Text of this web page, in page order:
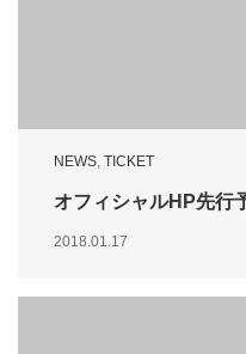
NEWS TICKET
オフィシャルHP先行
2018.01.17